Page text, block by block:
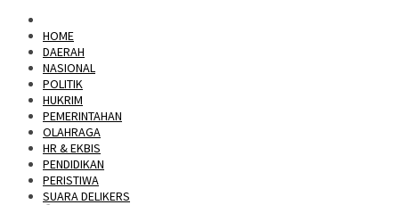
HOME
DAERAH
NASIONAL
POLITIK
HUKRIM
PEMERINTAHAN
OLAHRAGA
HR & EKBIS
PENDIDIKAN
PERISTIWA
SUARA DELIKERS